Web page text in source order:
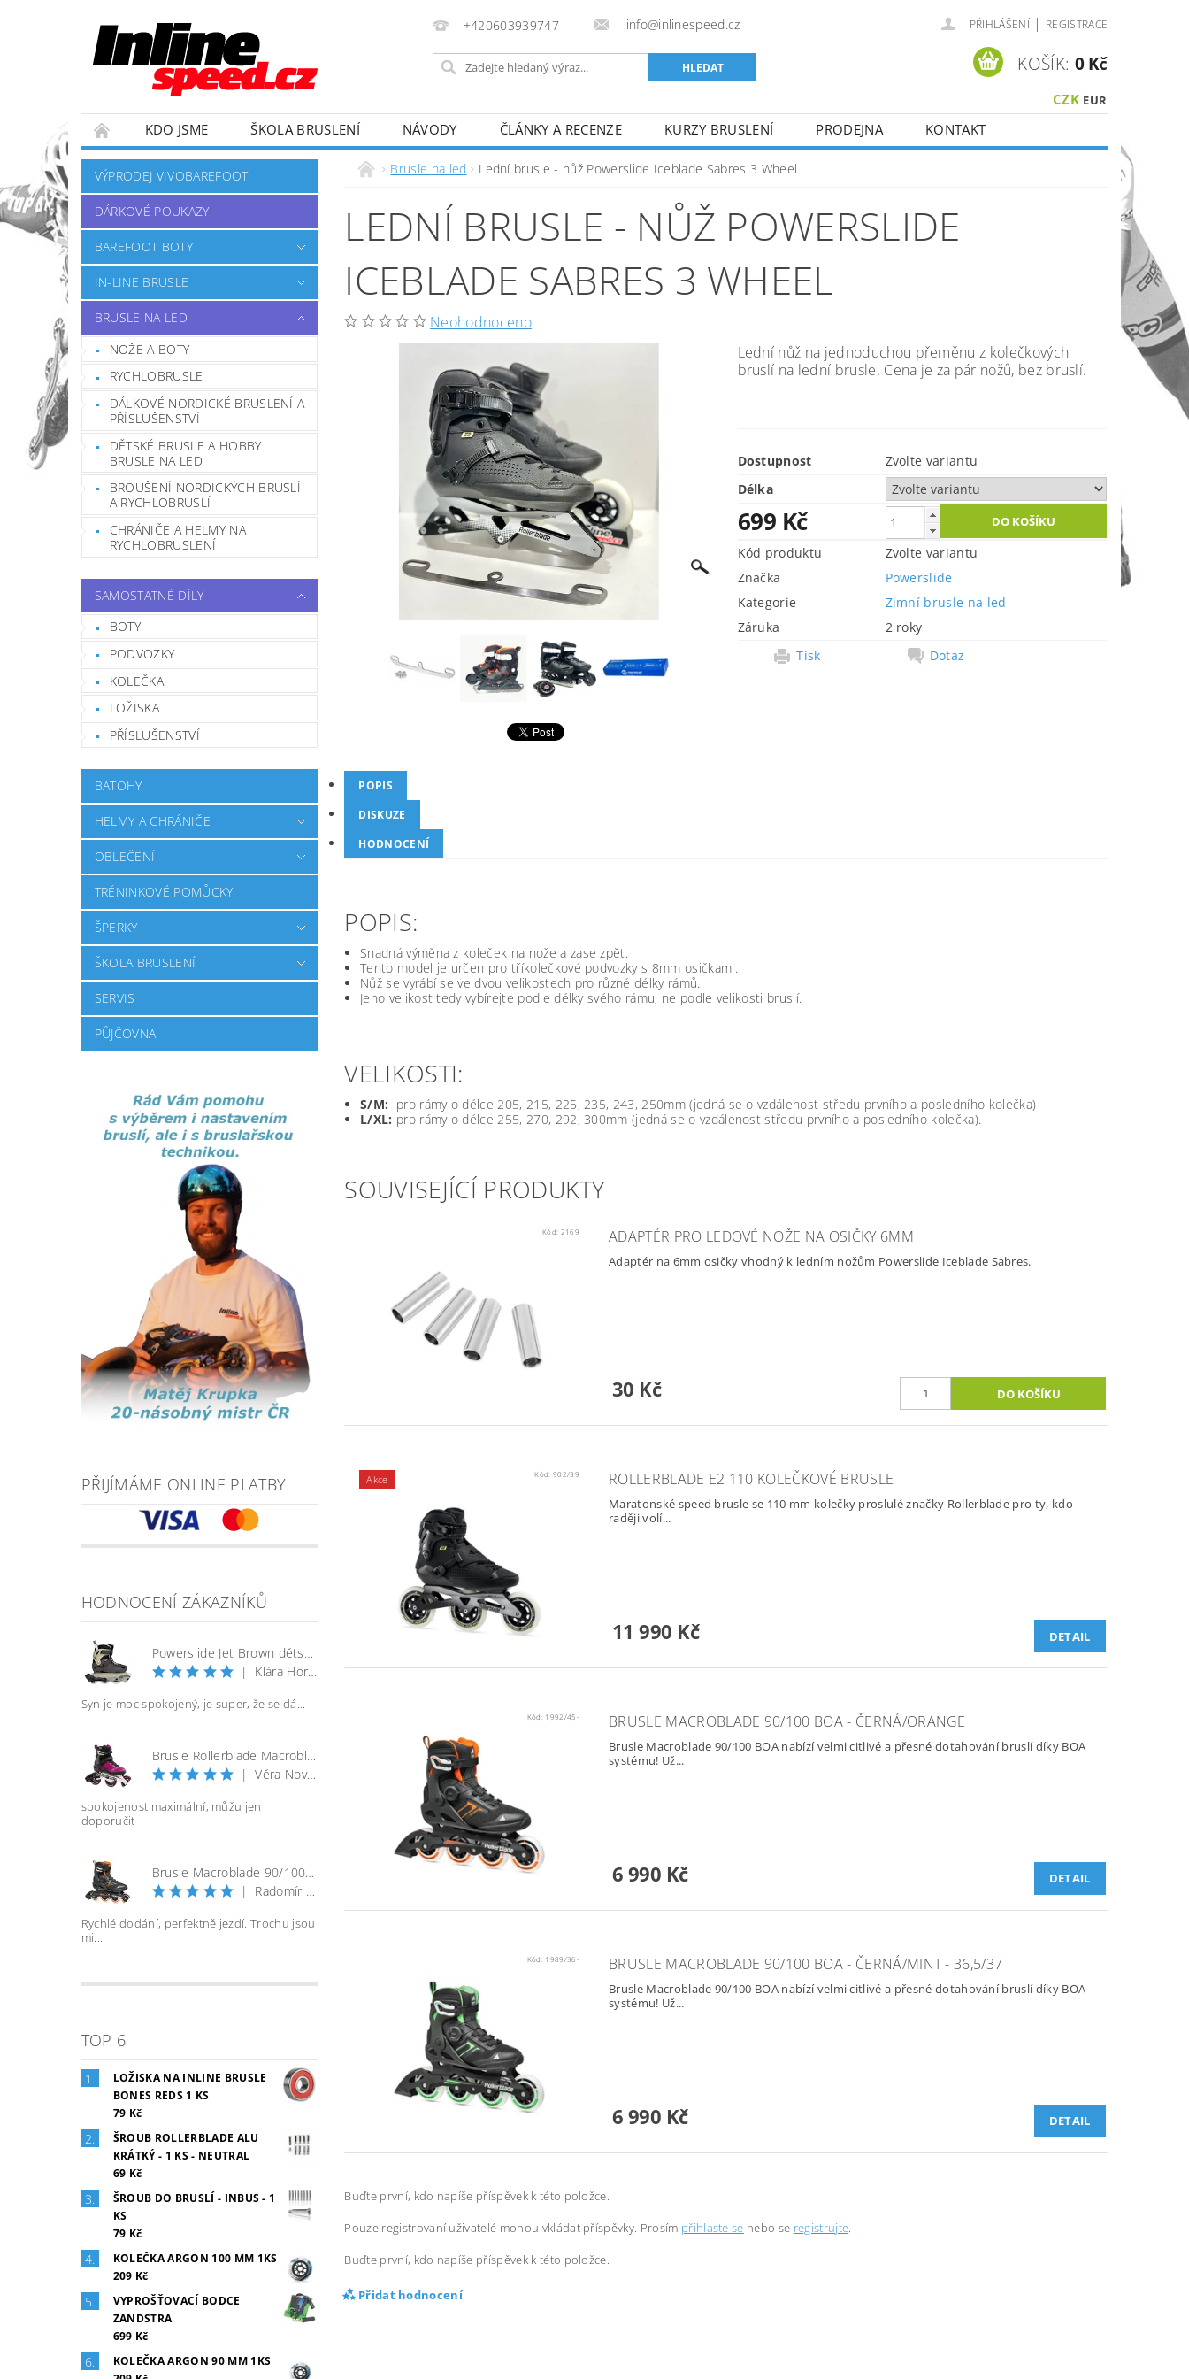
+420603939747 info@inlinespeed.cz PŘIHLÁŠENÍ | REGISTRACE
CZK EUR
KOŠÍK: 0 Kč
KDO JSME ŠKOLA BRUSLENÍ NÁVODY ČLÁNKY A RECENZE KURZY BRUSLENÍ PRODEJNA
KONTAKT
ZÁVODNÍ TÝM
OBCHODNÍ PODMÍNKY REKLAMACE A VRÁCENÍ ZBOŽÍ
VÝPRODEJ VIVOBAREFOOT
DÁRKOVÉ POUKAZY
BAREFOOT BOTY
IN-LINE BRUSLE
BRUSLE NA LED
NOŽE A BOTY
RYCHLOBRUSLE
DÁLKOVÉ NORDICKÉ BRUSLENÍ A
PŘÍSLUŠENSTVÍ
DĚTSKÉ BRUSLE A HOBBY
BRUSLE NA LED
BROUŠENÍ NORDICKÝCH BRUSLÍ
A RYCHLOBRUSLÍ
CHRÁNIČE A HELMY NA
RYCHLOBRUSLENÍ
SAMOSTATNÉ DÍLY
BOTY
PODVOZKY
KOLEČKA
LOŽISKA
PŘÍSLUŠENSTVÍ
BATOHY
HELMY A CHRÁNIČE
OBLEČENÍ
TRÉNINKOVÉ POMŮCKY
ŠPERKY
ŠKOLA BRUSLENÍ
SERVIS
PŮJČOVNA
PŘIJÍMÁME ONLINE PLATBY
HODNOCENÍ ZÁKAZNÍKŮ
Powerslide Jet Brown dětské kolečkové brusle
|
Klára Horáčková
Syn je moc spokojený, je super, že se dá...
Brusle Rollerblade Macroblade 100 3WD W - vel. 40
|
Věra Nováková
spokojenost maximální, můžu jen
doporučit
Brusle Macroblade 90/100 BOA - černá/orange
|
Radomír Bureš
Rychlé dodání, perfektně jezdí. Trochu jsou
mi...
TOP 6
LOŽISKA NA INLINE BRUSLE
BONES REDS 1 KS
79 Kč
ŠROUB ROLLERBLADE ALU
KRÁTKÝ - 1 KS - NEUTRAL
69 Kč
ŠROUB DO BRUSLÍ - INBUS - 1
KS
79 Kč
KOLEČKA ARGON 100 MM 1KS
209 Kč
VYPROŠŤOVACÍ BODCE
ZANDSTRA
699 Kč
KOLEČKA ARGON 90 MM 1KS
Brusle na led Lední brusle - nůž Powerslide Iceblade Sabres 3 Wheel
LEDNÍ BRUSLE - NŮŽ POWERSLIDE
ICEBLADE SABRES 3 WHEEL
Neohodnoceno
Lední nůž na jednoduchou přeměnu z kolečkových
bruslí na lední brusle. Cena je za pár nožů, bez bruslí.
Dostupnost
Zvolte variantu
Délka
699 Kč
Kód produktu
Zvolte variantu
Značka
Powerslide
Kategorie
Zimní brusle na led
Záruka
2 roky
Tisk
Dotaz
POPIS
DISKUZE
HODNOCENÍ
POPIS:
Snadná výměna z koleček na nože a zase zpět.
Tento model je určen pro tříkolečkové podvozky s 8mm osičkami.
Nůž se vyrábí se ve dvou velikostech pro různé délky rámů.
Jeho velikost tedy vybírejte podle délky svého rámu, ne podle velikosti bruslí.
VELIKOSTI:
S/M: pro rámy o délce 205, 215, 225, 235, 243, 250mm (jedná se o vzdálenost středu prvního a posledního kolečka)
L/XL: pro rámy o délce 255, 270, 292, 300mm (jedná se o vzdálenost středu prvního a posledního kolečka).
SOUVISEJÍCÍ PRODUKTY
Kód: 2169 ADAPTÉR PRO LEDOVÉ NOŽE NA OSIČKY 6MM
Adaptér na 6mm osičky vhodný k ledním nožům Powerslide Iceblade Sabres.
30 Kč
Akce Kód: 902/39 ROLLERBLADE E2 110 KOLEČKOVÉ BRUSLE
Maratonské speed brusle se 110 mm kolečky proslulé značky Rollerblade pro ty, kdo
raději volí...
11 990 Kč DETAIL
Kód: 1992/45- BRUSLE MACROBLADE 90/100 BOA - ČERNÁ/ORANGE
Brusle Macroblade 90/100 BOA nabízí velmi citlivé a přesné dotahování bruslí díky BOA
systému! Už...
6 990 Kč DETAIL
Kód: 1989/36- BRUSLE MACROBLADE 90/100 BOA - ČERNÁ/MINT - 36,5/37
Brusle Macroblade 90/100 BOA nabízí velmi citlivé a přesné dotahování bruslí díky BOA
systému! Už...
6 990 Kč DETAIL
Buďte první, kdo napíše příspěvek k této položce.
Pouze registrovaní uživatelé mohou vkládat příspěvky. Prosím přihlaste se nebo se registrujte
Buďte první, kdo napíše příspěvek k této položce.
Přidat hodnocení